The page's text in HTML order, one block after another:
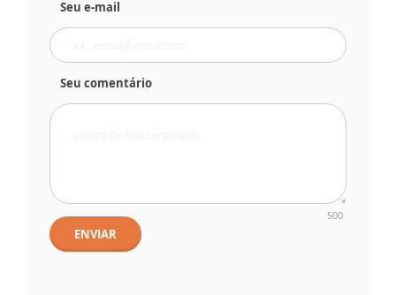
Seu e-mail
Seu comentário
500
ENVIAR